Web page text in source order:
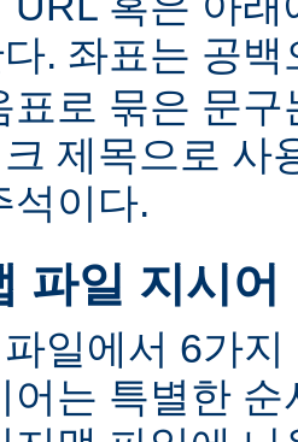
. 좌표는 공
표로 묶은 문
제목으로 사
석이다.
파일 지시어
일에서 6가
어는 특별한